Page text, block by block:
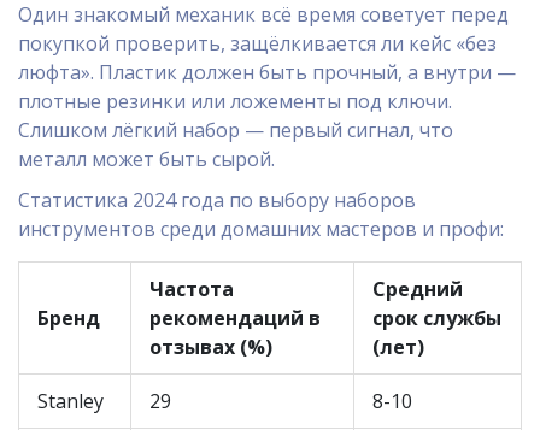
Один знакомый механик всё время советует перед
покупкой проверить, защёлкивается ли кейс «без
люфта». Пластик должен быть прочный, а внутри —
плотные резинки или ложементы под ключи.
Слишком лёгкий набор — первый сигнал, что
металл может быть сырой.
Статистика 2024 года по выбору наборов
инструментов среди домашних мастеров и профи:
Бренд
Частота
рекомендаций в
отзывах (%)
Средний
срок службы
(лет)
Stanley 29 8-10